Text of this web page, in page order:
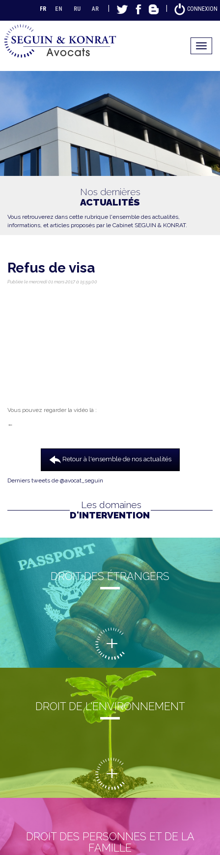
FR EN RU AR | | CONNEXION
Toggle
Nos dernières
ACTUALITÉS
Vous retrouverez dans cette rubrique l'ensemble des actualités,
informations, et articles proposés par le Cabinet SEGUIN & KONRAT.
Refus de visa
Publiée le mercredi 01 mars 2017 à 15:59:00
Vous pouvez regarder la vidéo là :
←
Retour à l'ensemble de nos actualités
Derniers tweets de @avocat_seguin
Les domaines
D'INTERVENTION
DROIT DES ÉTRANGERS
DROIT DE L'ENVIRONNEMENT
DROIT DES PERSONNES ET DE LA
FAMILLE